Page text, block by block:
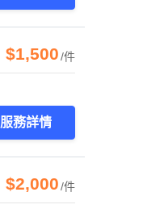
$1,500/件
服務詳情
$2,000/件